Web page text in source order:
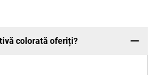
colorată oferiți?